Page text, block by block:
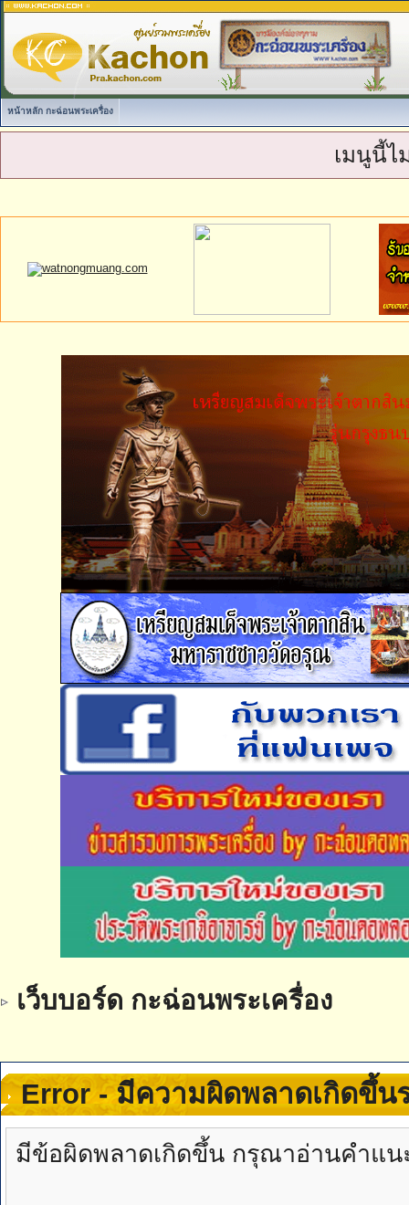
หน้าหลัก กะฉ่อนพระเครื่อง
เมนูนี้ไ
เว็บบอร์ด กะฉ่อนพระเครื่อง
Error - มีความผิดพลาดเกิดขึ้น
มีข้อผิดพลาดเกิดขึ้น กรุณาอ่านคำแน